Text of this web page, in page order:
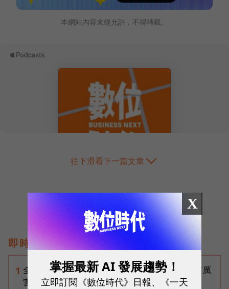
本網站內容未經允許，不得轉載。
往下滑看下一篇文章
即時熱門文章
1 全台最大全聯首日業績破百萬，蔡篤昌：還會有更厲
害的大型店！為何把餐廳健身房都搬上樓？
X
掌握最新 AI 發展趨勢！
立即訂閱《數位時代》日報、《一天